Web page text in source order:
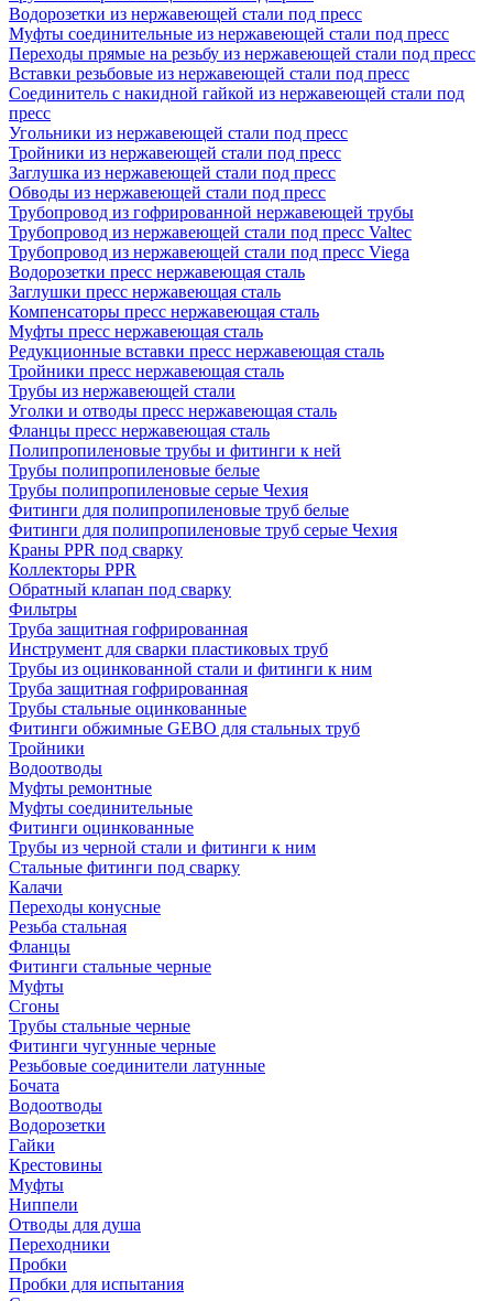
Водорозетки из нержавеющей стали под пресс
Муфты соединительные из нержавеющей стали под пресс
Переходы прямые на резьбу из нержавеющей стали под пресс
Вставки резьбовые из нержавеющей стали под пресс
Соединитель с накидной гайкой из нержавеющей стали под
пресс
Угольники из нержавеющей стали под пресс
Тройники из нержавеющей стали под пресс
Заглушка из нержавеющей стали под пресс
Обводы из нержавеющей стали под пресс
Трубопровод из гофрированной нержавеющей трубы
Трубопровод из нержавеющей стали под пресс Valtec
Трубопровод из нержавеющей стали под пресс Viega
Водорозетки пресс нержавеющая сталь
Заглушки пресс нержавеющая сталь
Компенсаторы пресс нержавеющая сталь
Муфты пресс нержавеющая сталь
Редукционные вставки пресс нержавеющая сталь
Тройники пресс нержавеющая сталь
Трубы из нержавеющей стали
Уголки и отводы пресс нержавеющая сталь
Фланцы пресс нержавеющая сталь
Полипропиленовые трубы и фитинги к ней
Трубы полипропиленовые белые
Трубы полипропиленовые серые Чехия
Фитинги для полипропиленовые труб белые
Фитинги для полипропиленовые труб серые Чехия
Краны PPR под сварку
Коллекторы PPR
Обратный клапан под сварку
Фильтры
Труба защитная гофрированная
Инструмент для сварки пластиковых труб
Трубы из оцинкованной стали и фитинги к ним
Труба защитная гофрированная
Трубы стальные оцинкованные
Фитинги обжимные GEBO для стальных труб
Тройники
Водоотводы
Муфты ремонтные
Муфты соединительные
Фитинги оцинкованные
Трубы из черной стали и фитинги к ним
Стальные фитинги под сварку
Калачи
Переходы конусные
Резьба стальная
Фланцы
Фитинги стальные черные
Муфты
Сгоны
Трубы стальные черные
Фитинги чугунные черные
Резьбовые соединители латунные
Бочата
Водоотводы
Водорозетки
Гайки
Крестовины
Муфты
Ниппели
Отводы для душа
Переходники
Пробки
Пробки для испытания